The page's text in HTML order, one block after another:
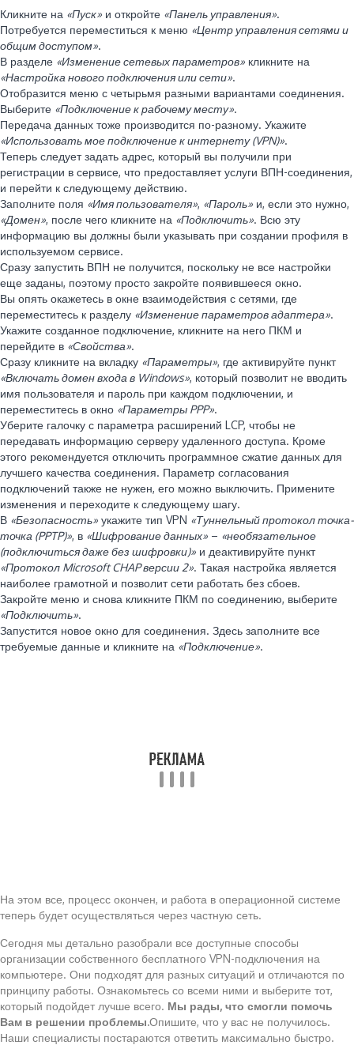
Кликните на «Пуск» и откройте «Панель управления».
Потребуется переместиться к меню «Центр управления сетями и
общим доступом».
В разделе «Изменение сетевых параметров» кликните на
«Настройка нового подключения или сети».
Отобразится меню с четырьмя разными вариантами соединения.
Выберите «Подключение к рабочему месту».
Передача данных тоже производится по-разному. Укажите
«Использовать мое подключение к интернету (VPN)».
Теперь следует задать адрес, который вы получили при
регистрации в сервисе, что предоставляет услуги ВПН-соединения,
и перейти к следующему действию.
Заполните поля «Имя пользователя», «Пароль» и, если это нужно,
«Домен», после чего кликните на «Подключить». Всю эту
информацию вы должны были указывать при создании профиля в
используемом сервисе.
Сразу запустить ВПН не получится, поскольку не все настройки
еще заданы, поэтому просто закройте появившееся окно.
Вы опять окажетесь в окне взаимодействия с сетями, где
переместитесь к разделу «Изменение параметров адаптера».
Укажите созданное подключение, кликните на него ПКМ и
перейдите в «Свойства».
Сразу кликните на вкладку «Параметры», где активируйте пункт
«Включать домен входа в Windows», который позволит не вводить
имя пользователя и пароль при каждом подключении, и
переместитесь в окно «Параметры PPP».
Уберите галочку с параметра расширений LCP, чтобы не
передавать информацию серверу удаленного доступа. Кроме
этого рекомендуется отключить программное сжатие данных для
лучшего качества соединения. Параметр согласования
подключений также не нужен, его можно выключить. Примените
изменения и переходите к следующему шагу.
В «Безопасность» укажите тип VPN «Туннельный протокол точка-
точка (PPTP)», в «Шифрование данных» – «необязательное
(подключиться даже без шифровки)» и деактивируйте пункт
«Протокол Microsoft CHAP версии 2». Такая настройка является
наиболее грамотной и позволит сети работать без сбоев.
Закройте меню и снова кликните ПКМ по соединению, выберите
«Подключить».
Запустится новое окно для соединения. Здесь заполните все
требуемые данные и кликните на «Подключение».
На этом все, процесс окончен, и работа в операционной системе
теперь будет осуществляться через частную сеть.
Сегодня мы детально разобрали все доступные способы
организации собственного бесплатного VPN-подключения на
компьютере. Они подходят для разных ситуаций и отличаются по
принципу работы. Ознакомьтесь со всеми ними и выберите тот,
который подойдет лучше всего. Мы рады, что смогли помочь
Вам в решении проблемы.Опишите, что у вас не получилось.
Наши специалисты постараются ответить максимально быстро.